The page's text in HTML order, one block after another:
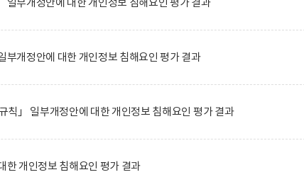
부개정안에 대한 개인정보 침해요인 평가 결과
칙」 일부개정안에 대한 개인정보 침해요인 평가 결과
한 개인정보 침해요인 평가 결과